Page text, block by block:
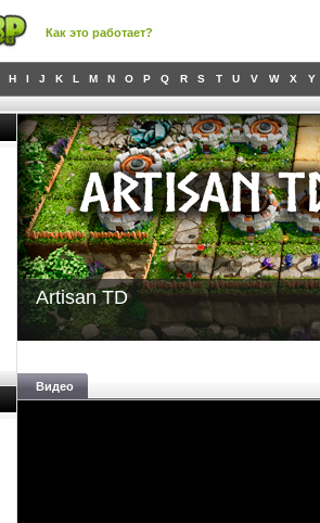
Как это работает?
H I J K L M N O P Q R S T U V W X Y
Artisan TD
Видео